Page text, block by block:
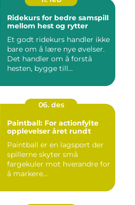
Ridekurs for bedre samspill
mellom hest og rytter
Et godt ridekurs handler ikke
bare om å lære nye øvelser.
Det handler om å forstå
hesten, bygge till...
06. des
Paintball: For actionfylte
opplevelser året rundt
Paintball er en lagsport der
spillerne skyter små
fargekuler mot hverandre for
å markere...